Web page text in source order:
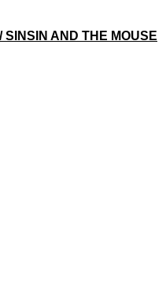
SINSIN AND THE MOUSE